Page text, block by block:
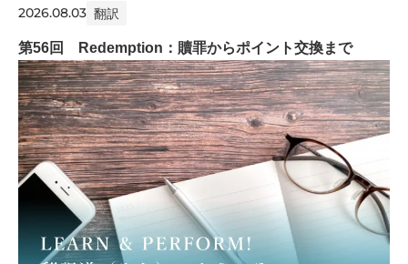
2026.08.03 翻訳
第56回 Redemption：贖罪からポイント交換まで